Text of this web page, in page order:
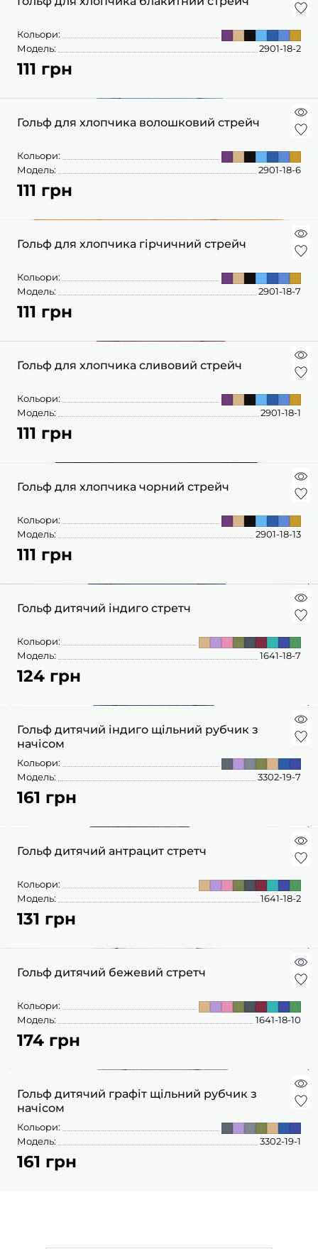
Кольори:
Модель:
2901-18-2
111 грн
Гольф для хлопчика волошковий стрейч
Кольори:
Модель:
2901-18-6
111 грн
Гольф для хлопчика гірчичний стрейч
Кольори:
Модель:
2901-18-7
111 грн
Гольф для хлопчика сливовий стрейч
Кольори:
Модель:
2901-18-1
111 грн
Гольф для хлопчика чорний стрейч
Кольори:
Модель:
2901-18-13
111 грн
Гольф дитячий індиго стретч
Кольори:
Модель:
1641-18-7
124 грн
Гольф дитячий індиго щільний рубчик з
начісом
Кольори:
Модель:
3302-19-7
161 грн
Гольф дитячий антрацит стретч
Кольори:
Модель:
1641-18-2
131 грн
Гольф дитячий бежевий стретч
Кольори:
Модель:
1641-18-10
174 грн
Гольф дитячий графіт щільний рубчик з
начісом
Кольори:
Модель:
3302-19-1
161 грн